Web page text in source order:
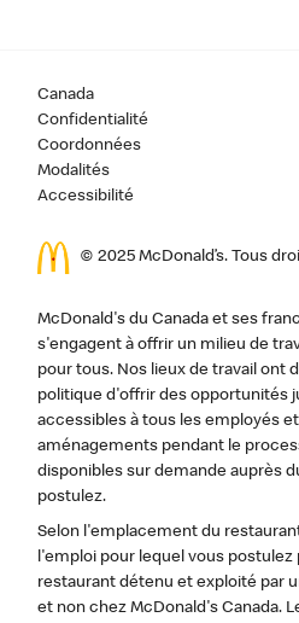
Canada
Confidentialité
Coordonnées
Modalités
Accessibilité
© 2025 McDonald’s. Tous
McDonald's du Canada et ses
s'engagent à offrir un milieu de
pour tous. Nos lieux de travail ont
politique d'offrir des opportunités
accessibles à tous les employés
aménagements pendant le
disponibles sur demande auprès
postulez.
Selon l'emplacement du
l'emploi pour lequel vous postulez
restaurant détenu et exploité par
et non chez McDonald's Canada.